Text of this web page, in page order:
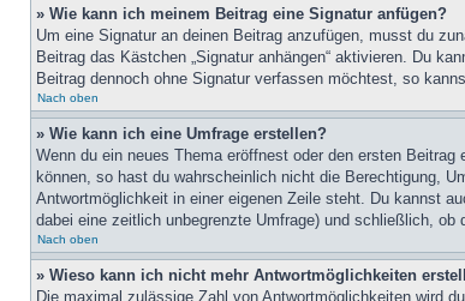
» Wie kann ich meinem Beitrag eine Signatur anfügen?
Um eine Signatur an deinen Beitrag anzufügen, musst du
Beitrag das Kästchen „Signatur anhängen“ aktivieren. Du
Beitrag dennoch ohne Signatur verfassen möchtest, so
Nach oben
» Wie kann ich eine Umfrage erstellen?
Wenn du ein neues Thema eröffnest oder den ersten
können, so hast du wahrscheinlich nicht die Berechtigung,
Antwortmöglichkeit in einer eigenen Zeile steht. Du kannst
dabei eine zeitlich unbegrenzte Umfrage) und schließlich, ob
Nach oben
» Wieso kann ich nicht mehr Antwortmöglichkeiten
Die maximal zulässige Zahl von Antwortmöglichkeiten wird